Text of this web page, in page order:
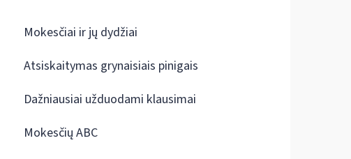
Mokesčiai ir jų dydžiai
Atsiskaitymas grynaisiais pinigais
Dažniausiai užduodami klausimai
Mokesčių ABC